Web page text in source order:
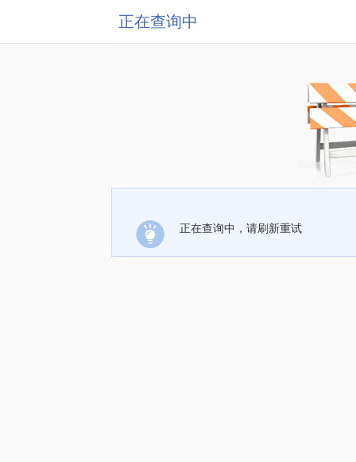
正在查询中
正在查询中，请刷新重试